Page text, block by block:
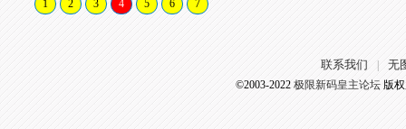
1 2 3 4 5 6 7
联系我们 无
©2003-2022 极限新码皇主论坛版权